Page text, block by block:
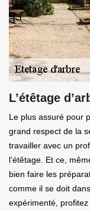
L’étêtage
Le plus assuré pour
grand respect de la
travailler avec un
l’étêtage. Et ce,
bien faire les
comme il se doit
expérimenté, profitez